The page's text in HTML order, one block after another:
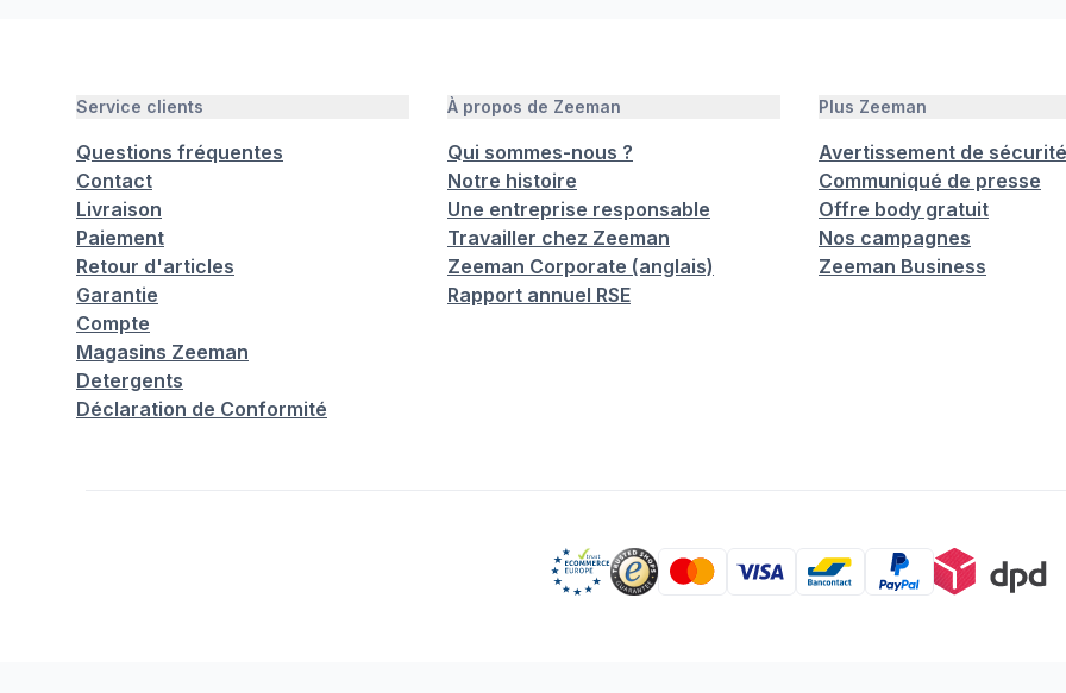
Service clients
Questions fréquentes
Contact
Livraison
Paiement
Retour d'articles
Garantie
Compte
Magasins Zeeman
Detergents
Déclaration de Conformité
À propos de Zeeman
Qui sommes-nous ?
Notre histoire
Une entreprise responsable
Travailler chez Zeeman
Zeeman Corporate (anglais)
Rapport annuel RSE
Plus Zeeman
Avertissement de sécurité
Communiqué de presse
Offre body gratuit
Nos campagnes
Zeeman Business